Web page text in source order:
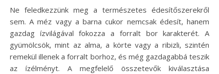
Ne feledkezzünk meg a természetes édesítőszerekről
sem. A méz vagy a barna cukor nemcsak édesít, hanem
gazdag ízvilágával fokozza a forralt bor karakterét. A
gyümölcsök, mint az alma, a körte vagy a ribizli, szintén
remekül illenek a forralt borhoz, és még gazdagabbá teszik
az ízélményt. A megfelelő összetevők kiválasztása